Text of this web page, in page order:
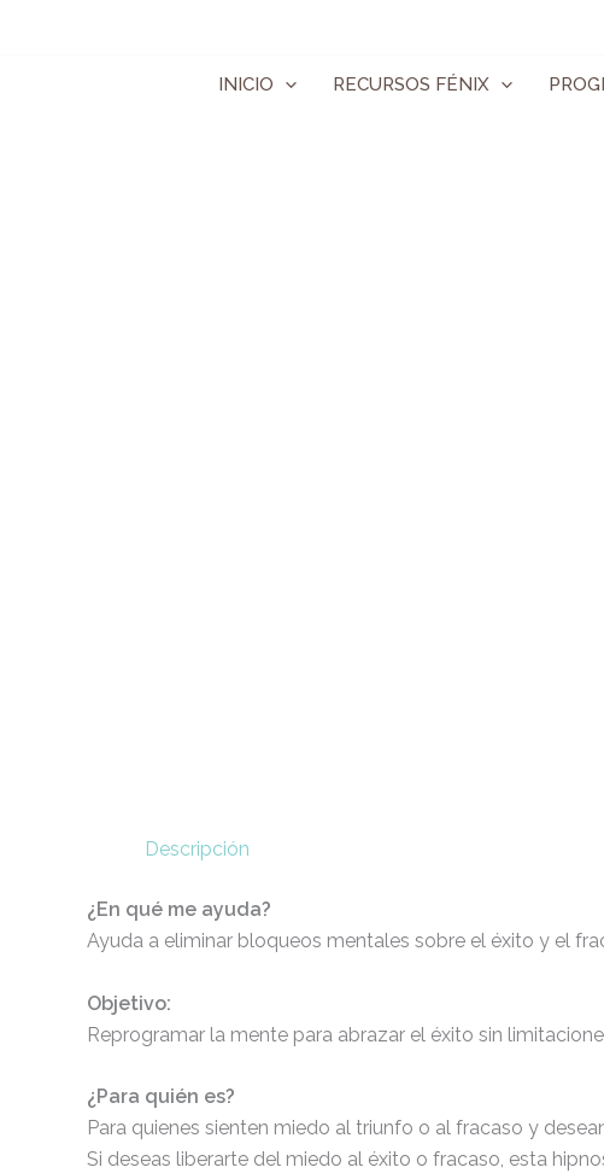
INICIO RECURSOS FÉNIX
Descripción
¿En qué me ayuda?
Ayuda a eliminar bloqueos mentales sobre el éxito y el
Objetivo:
Reprogramar la mente para abrazar el éxito sin
¿Para quién es?
Para quienes sienten miedo al triunfo o al fracaso y
Si deseas liberarte del miedo al éxito o fracaso, esta